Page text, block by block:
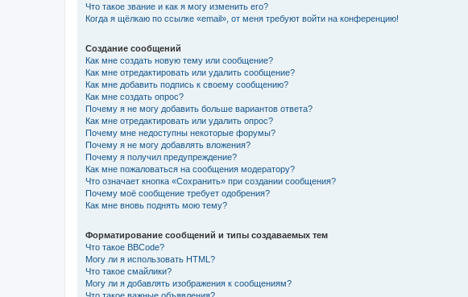
Что такое звание и как я могу изменить его?
Когда я щёлкаю по ссылке «email», от меня требуют войти на конференцию!
Создание сообщений
Как мне создать новую тему или сообщение?
Как мне отредактировать или удалить сообщение?
Как мне добавить подпись к своему сообщению?
Как мне создать опрос?
Почему я не могу добавить больше вариантов ответа?
Как мне отредактировать или удалить опрос?
Почему мне недоступны некоторые форумы?
Почему я не могу добавлять вложения?
Почему я получил предупреждение?
Как мне пожаловаться на сообщения модератору?
Что означает кнопка «Сохранить» при создании сообщения?
Почему моё сообщение требует одобрения?
Как мне вновь поднять мою тему?
Форматирование сообщений и типы создаваемых тем
Что такое BBCode?
Могу ли я использовать HTML?
Что такое смайлики?
Могу ли я добавлять изображения к сообщениям?
Что такое важные объявления?